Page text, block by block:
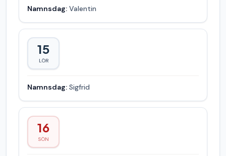
Namnsdag: Valentin
15
LÖR
Namnsdag: Sigfrid
16
SÖN